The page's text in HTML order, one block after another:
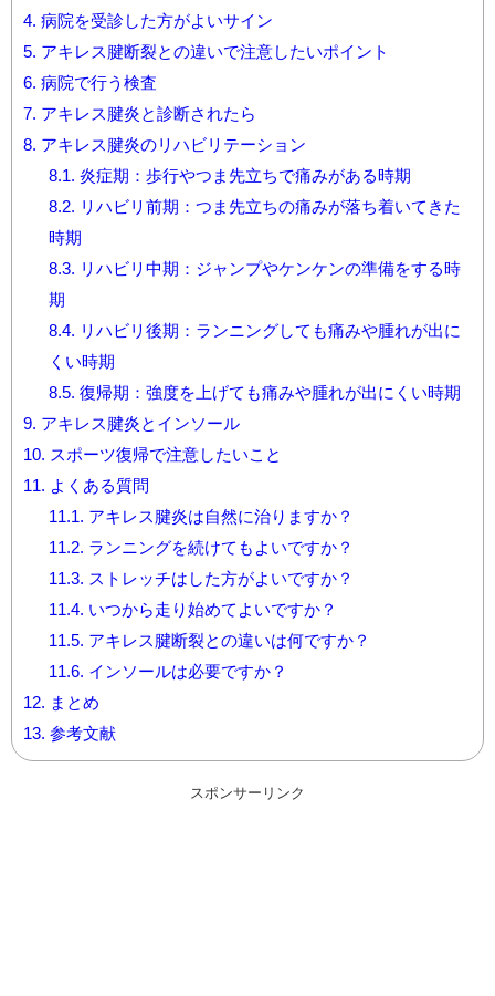
4. 病院を受診した方がよいサイン
5. アキレス腱断裂との違いで注意したいポイント
6. 病院で行う検査
7. アキレス腱炎と診断されたら
8. アキレス腱炎のリハビリテーション
8.1. 炎症期：歩行やつま先立ちで痛みがある時期
8.2. リハビリ前期：つま先立ちの痛みが落ち着いてきた
時期
8.3. リハビリ中期：ジャンプやケンケンの準備をする時
期
8.4. リハビリ後期：ランニングしても痛みや腫れが出に
くい時期
8.5. 復帰期：強度を上げても痛みや腫れが出にくい時期
9. アキレス腱炎とインソール
10. スポーツ復帰で注意したいこと
11. よくある質問
11.1. アキレス腱炎は自然に治りますか？
11.2. ランニングを続けてもよいですか？
11.3. ストレッチはした方がよいですか？
11.4. いつから走り始めてよいですか？
11.5. アキレス腱断裂との違いは何ですか？
11.6. インソールは必要ですか？
12. まとめ
13. 参考文献
スポンサーリンク